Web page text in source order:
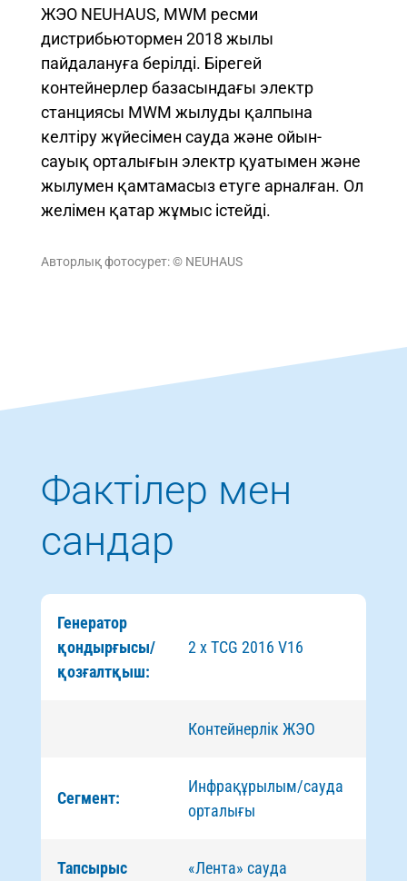
ЖЭО NEUHAUS, MWM ресми
дистрибьютормен 2018 жылы
пайдалануға берілді. Бірегей
контейнерлер базасындағы электр
станциясы MWM жылуды қалпына
келтіру жүйесімен сауда және ойын-
сауық орталығын электр қуатымен және
жылумен қамтамасыз етуге арналған. Ол
желімен қатар жұмыс істейді.
Авторлық фотосурет: © NEUHAUS
Фактілер мен
сандар
Генератор
қондырғысы/
қозғалтқыш:
2 x TCG 2016 V16
Контейнерлік ЖЭО
Сегмент:
Инфрақұрылым/сауда
орталығы
Тапсырыс
«Лента» сауда